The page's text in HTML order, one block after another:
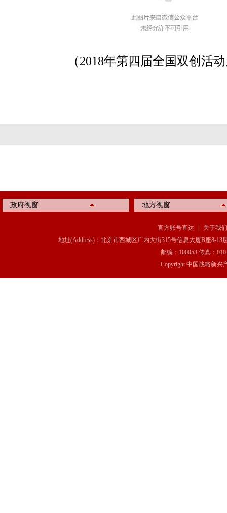
（2018年第四届全国双创活动
政府视窗 地方视窗
官方账号直达
关于我们
地址(Address)：北京市西城区广内大街315号信息大厦B座8-13
邮编：100053 传真：
Copyright 中国战略新兴